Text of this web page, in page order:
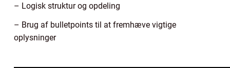
– Logisk struktur og opdeling
– Brug af bulletpoints til at fremhæve vigtige
oplysninger